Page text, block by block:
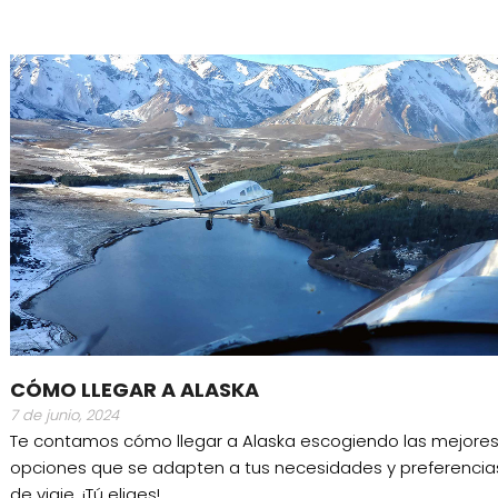
CÓMO LLEGAR A ALASKA
7 de junio, 2024
Te contamos cómo llegar a Alaska escogiendo las mejores
opciones que se adapten a tus necesidades y